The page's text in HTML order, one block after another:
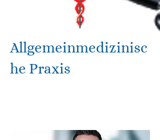
Allgemeinmedizinisc
he Praxis